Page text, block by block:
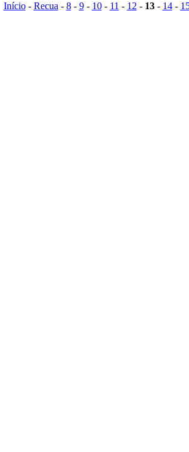
Início- Recua- 8- 9- 10- 11 - 12- 13- 14-